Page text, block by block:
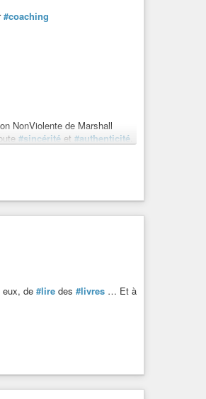
#coaching
NonViolente de Marshall
#sincérité et #authenticité
eux, de #lire des #livres … Et à